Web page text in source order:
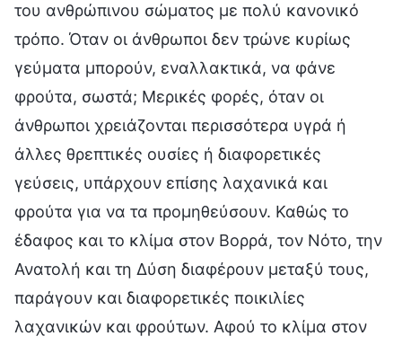
του ανθρώπινου σώματος με πολύ κανονικό
τρόπο. Όταν οι άνθρωποι δεν τρώνε κυρίως
γεύματα μπορούν, εναλλακτικά, να φάνε
φρούτα, σωστά; Μερικές φορές, όταν οι
άνθρωποι χρειάζονται περισσότερα υγρά ή
άλλες θρεπτικές ουσίες ή διαφορετικές
γεύσεις, υπάρχουν επίσης λαχανικά και
φρούτα για να τα προμηθεύσουν. Καθώς το
έδαφος και το κλίμα στον Βορρά, τον Νότο, την
Ανατολή και τη Δύση διαφέρουν μεταξύ τους,
παράγουν και διαφορετικές ποικιλίες
λαχανικών και φρούτων. Αφού το κλίμα στον